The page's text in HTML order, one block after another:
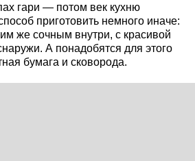
гари — потом век кухню
приготовить немного иначе:
же сочным внутри, с красивой
А понадобятся для этого
бумага и сковорода.